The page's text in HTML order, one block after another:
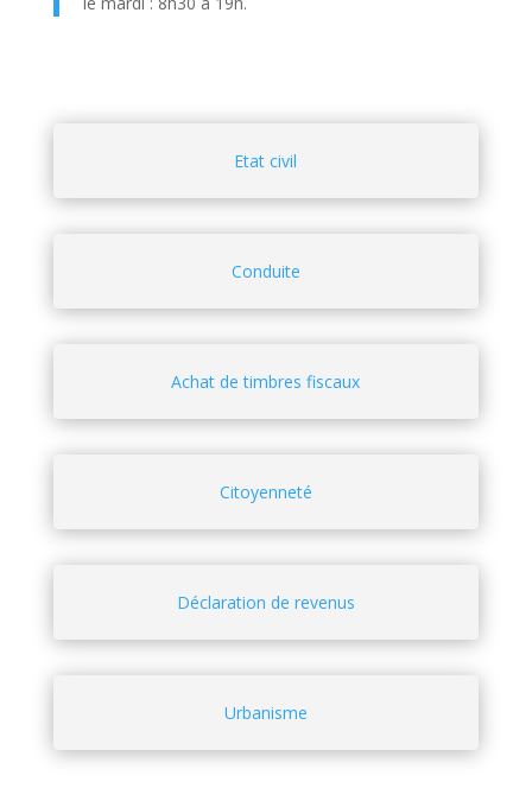
Etat civil
Conduite
Achat de timbres fiscaux
Citoyenneté
Déclaration de revenus
Urbanisme